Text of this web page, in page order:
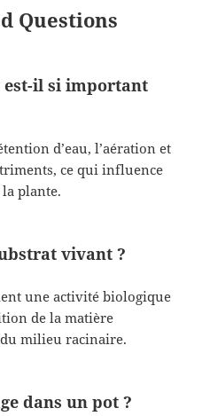
Questions
il si important
d’eau, l’aération et
ce qui influence
plante.
vivant ?
une activité biologique
de la matière
milieu racinaire.
dans un pot ?